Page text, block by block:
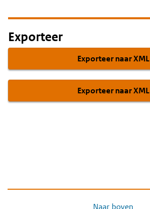
Exporteer
Exporteer naar XML
Exporteer naar XML
Naar boven